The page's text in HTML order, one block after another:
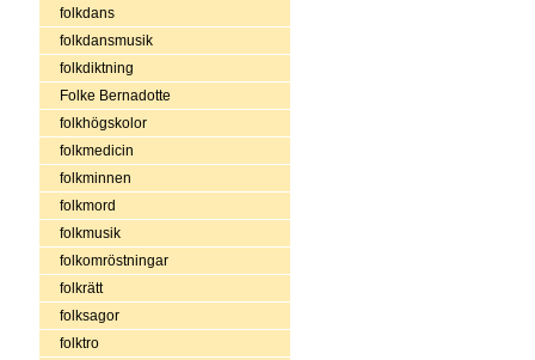
folkdans
folkdansmusik
folkdiktning
Folke Bernadotte
folkhögskolor
folkmedicin
folkminnen
folkmord
folkmusik
folkomröstningar
folkrätt
folksagor
folktro